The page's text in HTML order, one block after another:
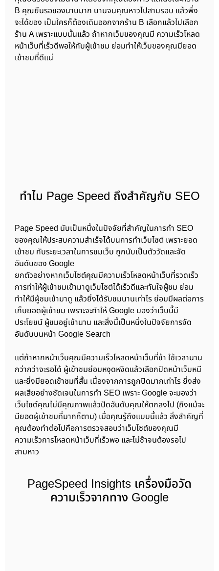
B คุณยืนรอของนานมาก นานจนคุณหาวไปสามรอบ แล้วพึ่ง
จะได้ของ เป็นใครก็ต้องเดินออกจากร้าน B เลือกแล้วไปเลือก
ร้าน A เพราะแบบนั้นแล้ว ถ้าหากเว็บของคุณมี ความเร็วโหลด
หน้าเว็บที่เร็วดีพอให้กับผู้เข้าชม ย่อมทำให้เว็บของคุณมียอด
เข้าชมที่ดีแน่
ทำไม Page Speed ถึงสำคัญกับ SEO
Page Speed นับเป็นหนึ่งในปัจจัยที่สำคัญในการทำ SEO
ของคุณให้ประสบความสำเร็จได้บนการทำเว็บไซต์ เพราะยอด
เข้าชม กับระยะเวลาในการชมเว็บ ถูกนับเป็นตัววัดและจัด
อันดับของ Google
ยกตัวอย่างหากเว็บไซต์คุณมีความเร็วโหลดหน้าเว็บที่รวดเร็ว
การทำให้ผู้เข้าชมเข้ามาดูเว็บไซต์ได้เร็วดีและทันใจผู้ชม ย่อม
ทำให้มีผู้ชมเข้ามาดู แล้วยิ่งได้รับชมนานเท่าไร ย่อมมีผลต่อการ
เก็บยอดผู้เข้าชม เพราะจะทำให้ Google มองว่าเว็บนี้มี
ประโยชน์ ผู้ชมอยู่เข้านาน และสิ่งนี้เป็นหนึ่งในปัจจัยการจัด
อันดับบนหน้า Google Search
แต่ถ้าหากหน้าเว็บคุณมีความเร็วโหลดหน้าเว็บที่ช้า ใช้เวลานาน
กว่ากว่าจะรอได้ ผู้เข้าชมย่อมหงุดหงิดแล้วเลือกปิดหน้าเว็บหนี
และยิ่งมียอดเข้าชมที่สั้น เนื่องจากการถูกปิดมากเท่าไร ยิ่งส่ง
ผลเสียอย่างชัดเจนในการทำ SEO เพราะ Google จะมองว่า
เว็บไซต์คุณไม่มีคุณภาพแล้วปัดอันดับคุณให้ตกลงไป (ถึงแม้จะ
มียอดผู้เข้าชมที่มากก็ตาม) เมื่อคุณรู้ถึงแบบนี้แล้ว สิ่งสำคัญที่
คุณต้องทำต่อไปคือการตรวจสอบว่าเว็บไซต์ของคุณมี
ความเร็วการโหลดหน้าเว็บที่เร็วพอ และไม่ช้าจนต้องรอไป
สามหาว
PageSpeed Insights เครื่องมือวัด
ความเร็วจากทาง Google